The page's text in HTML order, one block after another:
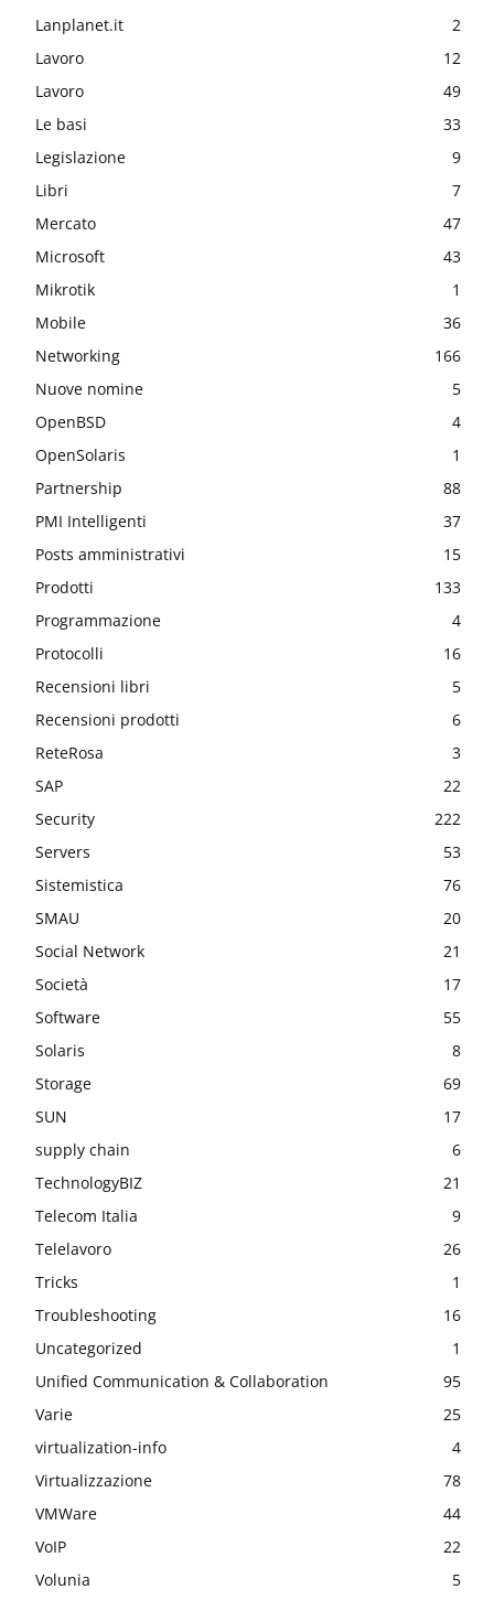
Lanplanet.it
2
Lavoro
12
Lavoro
49
Le basi
33
Legislazione
9
Libri
7
Mercato
47
Microsoft
43
Mikrotik
1
Mobile
36
Networking
166
Nuove nomine
5
OpenBSD
4
OpenSolaris
1
Partnership
88
PMI Intelligenti
37
Posts amministrativi
15
Prodotti
133
Programmazione
4
Protocolli
16
Recensioni libri
5
Recensioni prodotti
6
ReteRosa
3
SAP
22
Security
222
Servers
53
Sistemistica
76
SMAU
20
Social Network
21
Società
17
Software
55
Solaris
8
Storage
69
SUN
17
supply chain
6
TechnologyBIZ
21
Telecom Italia
9
Telelavoro
26
Tricks
1
Troubleshooting
16
Uncategorized
1
Unified Communication & Collaboration
95
Varie
25
virtualization-info
4
Virtualizzazione
78
VMWare
44
VoIP
22
Volunia
5